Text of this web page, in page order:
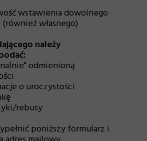
wstawienia dowolnego
własnego)
należy
odmienioną
o uroczystości
rebusy
poniższy formularz i